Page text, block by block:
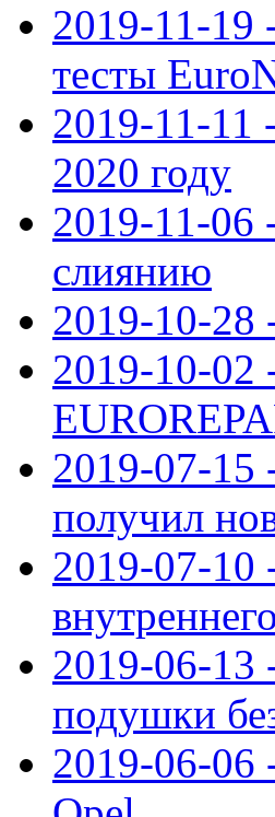
2019-11-19
тесты
2019-11-11
2020 году
2019-11-06
слиянию
2019-10-28
2019-10-02
2019-07-15
получил
2019-07-10
2019-06-13
подушки
2019-06-06